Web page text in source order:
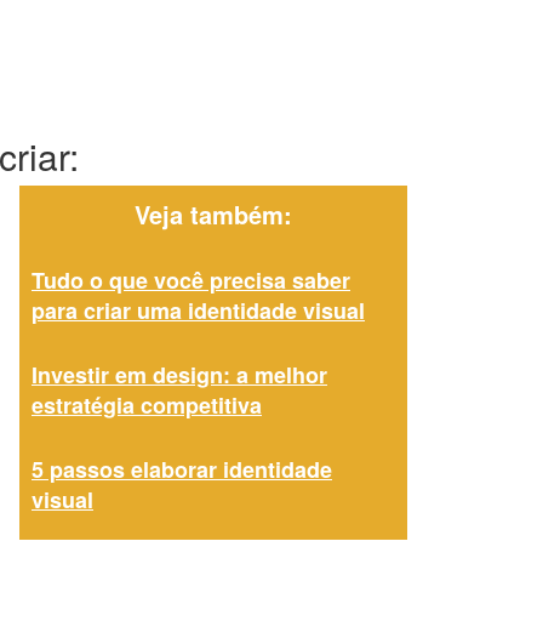
Veja também:
Tudo o que você precisa saber
para criar uma identidade visual
Investir em design: a melhor
estratégia competitiva
5 passos elaborar identidade
visual